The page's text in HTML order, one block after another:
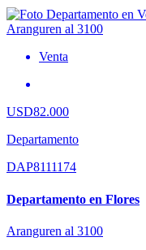
Venta
USD82.000
Departamento
DAP8111174
Departamento en Flores
Aranguren al 3100